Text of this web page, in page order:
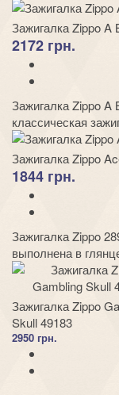
Зажигалка Zippo A
2172 грн.
Зажигалка Zippo A
классическая
Зажигалка Zippo
1844 грн.
Зажигалка Zippo
выполнена в
Зажигалка Zippo
Skull 49183
2950 грн.